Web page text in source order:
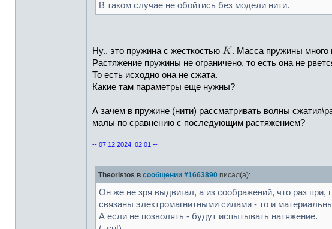
В таком случае не обойтись без модели нити.
Ну.. это пружина с жесткостью
. Масса пружины много
Растяжение пружины не ограничено, то есть она не
То есть исходно она не сжата.
Какие там параметры еще нужны?
А зачем в пружине (нити) рассматривать волны
малы по сравнению с последующим растяжением?
-- 07.12.2024, 02:01 --
Theoristos в сообщении #1663890 писал(а):
Он же не зря выдвигал, а из соображений, что раз
связаны электромагнитными силами - то и
А если не позволять - будут испытывать натяжение.